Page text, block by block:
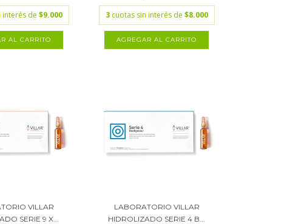
interés de $9.000 3 cuotas sin interés de $8.000
VILLAR
SERIE 9 X...
LABORATORIO VILLAR
HIDROLIZADO SERIE 4 B...